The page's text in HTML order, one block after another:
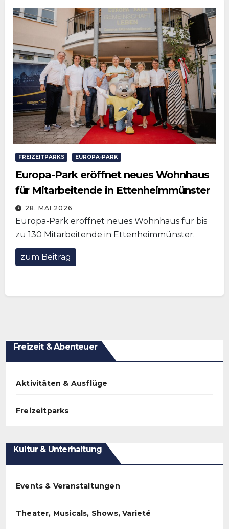
FREIZEITPARKS EUROPA-PARK
Europa-Park eröffnet neues Wohnhaus
für Mitarbeitende in Ettenheimmünster
28. MAI 2026
Europa-Park eröffnet neues Wohnhaus für bis
zu 130 Mitarbeitende in Ettenheimmünster.
zum Beitrag
Freizeit & Abenteuer
Aktivitäten & Ausflüge
Freizeitparks
Kultur & Unterhaltung
Events & Veranstaltungen
Theater, Musicals, Shows, Varieté